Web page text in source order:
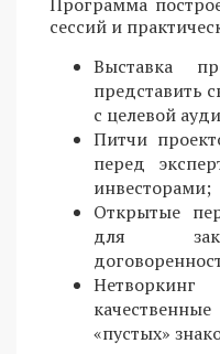
Программа
сессий и
Выставка
представить
с целевой
Питчи
перед
инвесторами;
Открытые
для
«пустых»